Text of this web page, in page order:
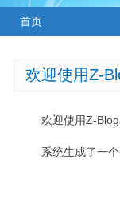
首页
欢迎使用Z-
欢迎使用Z-
系统生成了一